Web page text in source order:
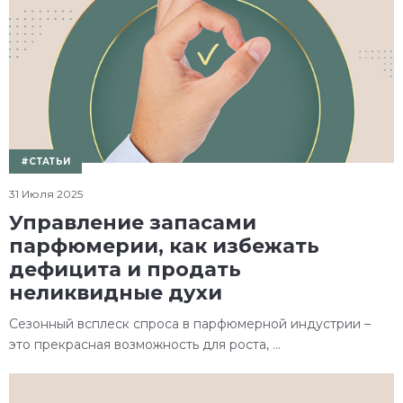
#СТАТЬИ
31 Июля 2025
Управление запасами
парфюмерии, как избежать
дефицита и продать
неликвидные духи
Сезонный всплеск спроса в парфюмерной индустрии –
это прекрасная возможность для роста, ...